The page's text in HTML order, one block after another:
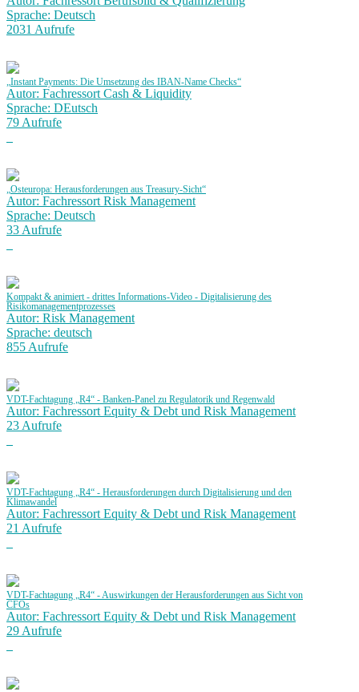
Sprache: Deutsch
2031 Aufrufe
„Instant Payments: Die Umsetzung des IBAN-Name Checks“
Autor: Fachressort Cash & Liquidity
Sprache: DEutsch
79 Aufrufe
„Osteuropa: Herausforderungen aus Treasury-Sicht“
Autor: Fachressort Risk Management
Sprache: Deutsch
33 Aufrufe
Kompakt & animiert - drittes Informations-Video - Digitalisierung des
Risikomanagementprozesses
Autor: Risk Management
Sprache: deutsch
855 Aufrufe
VDT-Fachtagung „R4“ - Banken-Panel zu Regulatorik und Regenwald
Autor: Fachressort Equity & Debt und Risk Management
23 Aufrufe
VDT-Fachtagung „R4“ - Herausforderungen durch Digitalisierung und den
Klimawandel
Autor: Fachressort Equity & Debt und Risk Management
21 Aufrufe
VDT-Fachtagung „R4“ - Auswirkungen der Herausforderungen aus Sicht von
CFOs
Autor: Fachressort Equity & Debt und Risk Management
29 Aufrufe